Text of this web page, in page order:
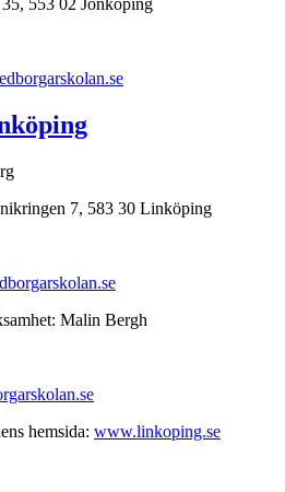
35, 553 02 Jönköping
7, 583 30 Linköping
Malin Bergh
hemsida: www.linkoping.se